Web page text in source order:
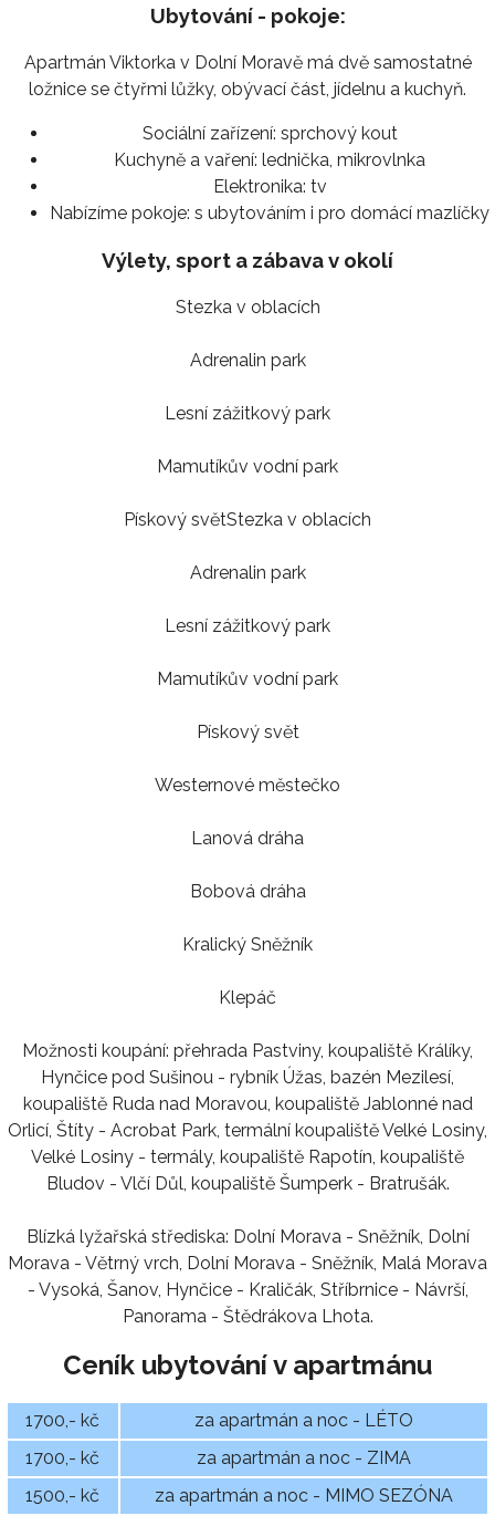
Ubytování - pokoje:
Apartmán Viktorka v Dolní Moravě má dvě samostatné
ložnice se čtyřmi lůžky, obývací část, jídelnu a kuchyň.
Sociální zařízení: sprchový kout
Kuchyně a vaření: lednička, mikrovlnka
Elektronika: tv
Nabízíme pokoje: s ubytováním i pro domácí mazlíčky
Výlety, sport a zábava v okolí
Stezka v oblacích
Adrenalin park
Lesní zážitkový park
Mamutíkův vodní park
Pískový světStezka v oblacích
Adrenalin park
Lesní zážitkový park
Mamutíkův vodní park
Pískový svět
Westernové městečko
Lanová dráha
Bobová dráha
Kralický Sněžník
Klepáč
Možnosti koupání: přehrada Pastviny, koupaliště Králíky,
Hynčice pod Sušinou - rybník Úžas, bazén Mezilesí,
koupaliště Ruda nad Moravou, koupaliště Jablonné nad
Orlicí, Štíty - Acrobat Park, termální koupaliště Velké Losiny,
Velké Losiny - termály, koupaliště Rapotín, koupaliště
Bludov - Vlčí Důl, koupaliště Šumperk - Bratrušák.
Blízká lyžařská střediska: Dolní Morava - Sněžník, Dolní
Morava - Větrný vrch, Dolní Morava - Sněžník, Malá Morava
- Vysoká, Šanov, Hynčice - Kraličák, Stříbrnice - Návrší,
Panorama - Štědrákova Lhota.
Ceník ubytování v apartmánu
1700,- kč
za apartmán a noc - LÉTO
1700,- kč
za apartmán a noc - ZIMA
1500,- kč
za apartmán a noc - MIMO SEZÓNA